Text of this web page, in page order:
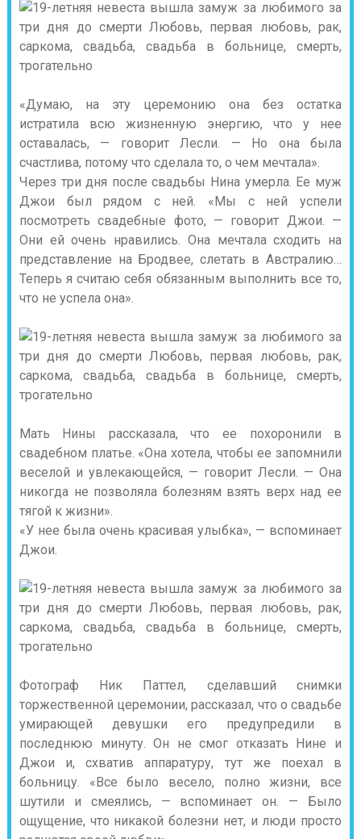
«Думаю, на эту церемонию она без остатка
истратила всю жизненную энергию, что у нее
оставалась, — говорит Лесли. — Но она была
счастлива, потому что сделала то, о чем мечтала».
Через три дня после свадьбы Нина умерла. Ее муж
Джои был рядом с ней. «Мы с ней успели
посмотреть свадебные фото, — говорит Джои. —
Они ей очень нравились. Она мечтала сходить на
представление на Бродвее, слетать в Австралию…
Теперь я считаю себя обязанным выполнить все то,
что не успела она».
Мать Нины рассказала, что ее похоронили в
свадебном платье. «Она хотела, чтобы ее запомнили
веселой и увлекающейся, — говорит Лесли. — Она
никогда не позволяла болезням взять верх над ее
тягой к жизни».
«У нее была очень красивая улыбка», — вспоминает
Джои.
Фотограф Ник Паттел, сделавший снимки
торжественной церемонии, рассказал, что о свадьбе
умирающей девушки его предупредили в
последнюю минуту. Он не смог отказать Нине и
Джои и, схватив аппаратуру, тут же поехал в
больницу. «Все было весело, полно жизни, все
шутили и смеялись, — вспоминает он. — Было
ощущение, что никакой болезни нет, и люди просто